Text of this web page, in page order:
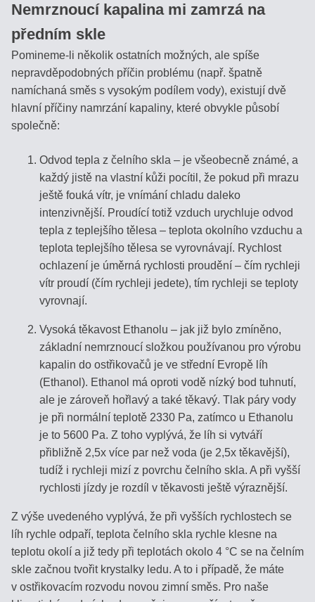
Nemrznoucí kapalina mi zamrzá na
předním skle
Pomineme-li několik ostatních možných, ale spíše
nepravděpodobných příčin problému (např. špatně
namíchaná směs s vysokým podílem vody), existují dvě
hlavní příčiny namrzání kapaliny, které obvykle působí
společně:
Odvod tepla z čelního skla – je všeobecně známé, a
každý jistě na vlastní kůži pocítil, že pokud při mrazu
ještě fouká vítr, je vnímání chladu daleko
intenzivnější. Proudící totiž vzduch urychluje odvod
tepla z teplejšího tělesa – teplota okolního vzduchu a
teplota teplejšího tělesa se vyrovnávají. Rychlost
ochlazení je úměrná rychlosti proudění – čím rychleji
vítr proudí (čím rychleji jedete), tím rychleji se teploty
vyrovnají.
Vysoká těkavost Ethanolu – jak již bylo zmíněno,
základní nemrznoucí složkou používanou pro výrobu
kapalin do ostřikovačů je ve střední Evropě líh
(Ethanol). Ethanol má oproti vodě nízký bod tuhnutí,
ale je zároveň hořlavý a také těkavý. Tlak páry vody
je při normální teplotě 2330 Pa, zatímco u Ethanolu
je to 5600 Pa. Z toho vyplývá, že líh si vytváří
přibližně 2,5x více par než voda (je 2,5x těkavější),
tudíž i rychleji mizí z povrchu čelního skla. A při vyšší
rychlosti jízdy je rozdíl v těkavosti ještě výraznější.
Z výše uvedeného vyplývá, že při vyšších rychlostech se
líh rychle odpaří, teplota čelního skla rychle klesne na
teplotu okolí a již tedy při teplotách okolo 4 °C se na čelním
skle začnou tvořit krystalky ledu. A to i případě, že máte
v ostřikovacím rozvodu novou zimní směs. Pro naše
ÚVOD
AKO
NAKUPOVAŤ?
OBCHODNÉ
PODMIENKY
SLEDOVANIE
ZÁSIELKY
KONTAKT
Refraktopédia
POTŘEBUJETE
REFRAKTOMETR?
ENCYKLOPEDIE
STANOVENIE
CUKORNATOSTI
MUŠTU
ALKOHOLU
OVOCIA
VÝPOČET